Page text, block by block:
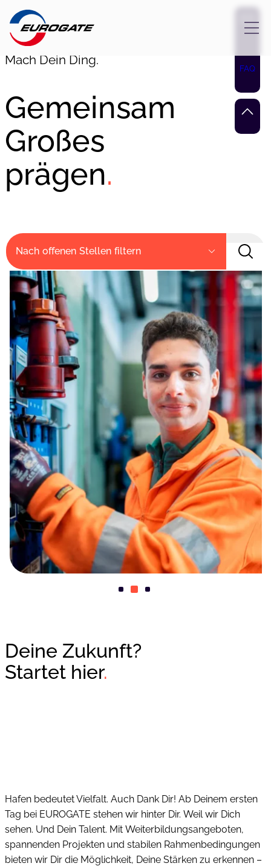
Zum
Inhalt
springen
FAQ
Mach Dein Ding.
Gemeinsam
Großes
prägen.
Nach offenen Stellen filtern
Deine Zukunft?
Startet hier.
Hafen bedeutet Vielfalt. Auch Dank Dir! Ab Deinem ersten
Tag bei EUROGATE stehen wir hinter Dir. Weil wir Dich
sehen. Und Dein Talent. Mit Weiterbildungsangeboten,
spannenden Projekten und stabilen Rahmenbedingungen
bieten wir Dir die Möglichkeit, Deine Stärken zu erkennen –